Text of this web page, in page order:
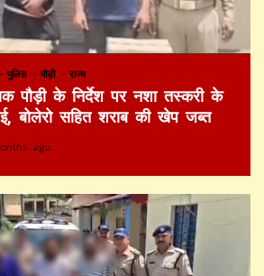
पुलिस पौड़ी राज्य
पौड़ी के निर्देश पर नशा तस्करी के
बोलेरो सहित शराब की खेप जब्त
ago